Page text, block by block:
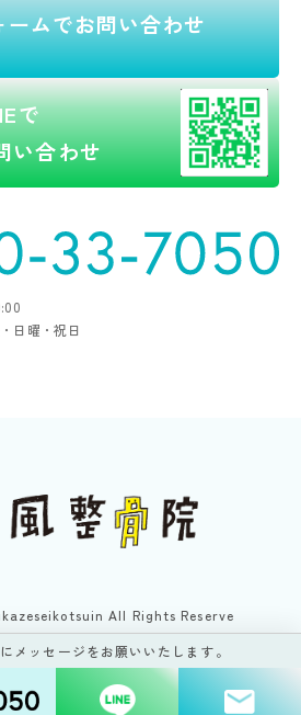
ームでお問い合わせ
で
い合わせ
日曜・祝日
All Rights Reserve
メッセージをお願いいたします。